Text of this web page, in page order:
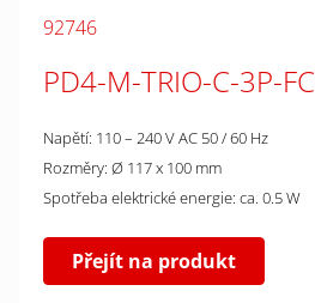
92746
PD4-M-TRIO-C-3P-FC
Napětí: 110 – 240 V AC 50 / 60 Hz
Rozměry: Ø 117 x 100 mm
Spotřeba elektrické energie: ca. 0.5 W
Přejít na produkt